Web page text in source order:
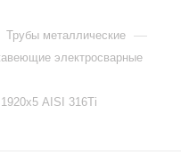
Трубы металлические —
электросварные
AISI 316Ti